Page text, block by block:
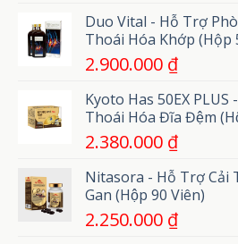
Duo Vital - Hỗ Trợ
Thoái Hóa Khớp (Hộp
2.900.000 ₫
Kyoto Has 50EX
Thoái Hóa Đĩa Đệm
2.380.000 ₫
Nitasora - Hỗ Trợ Cải
Gan (Hộp 90 Viên)
2.250.000 ₫